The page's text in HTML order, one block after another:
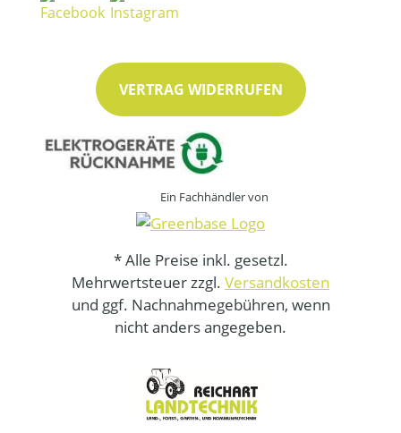
VERTRAG WIDERRUFEN
Ein Fachhändler von
* Alle Preise inkl. gesetzl.
Mehrwertsteuer zzgl. Versandkosten
und ggf. Nachnahmegebühren, wenn
nicht anders angegeben.